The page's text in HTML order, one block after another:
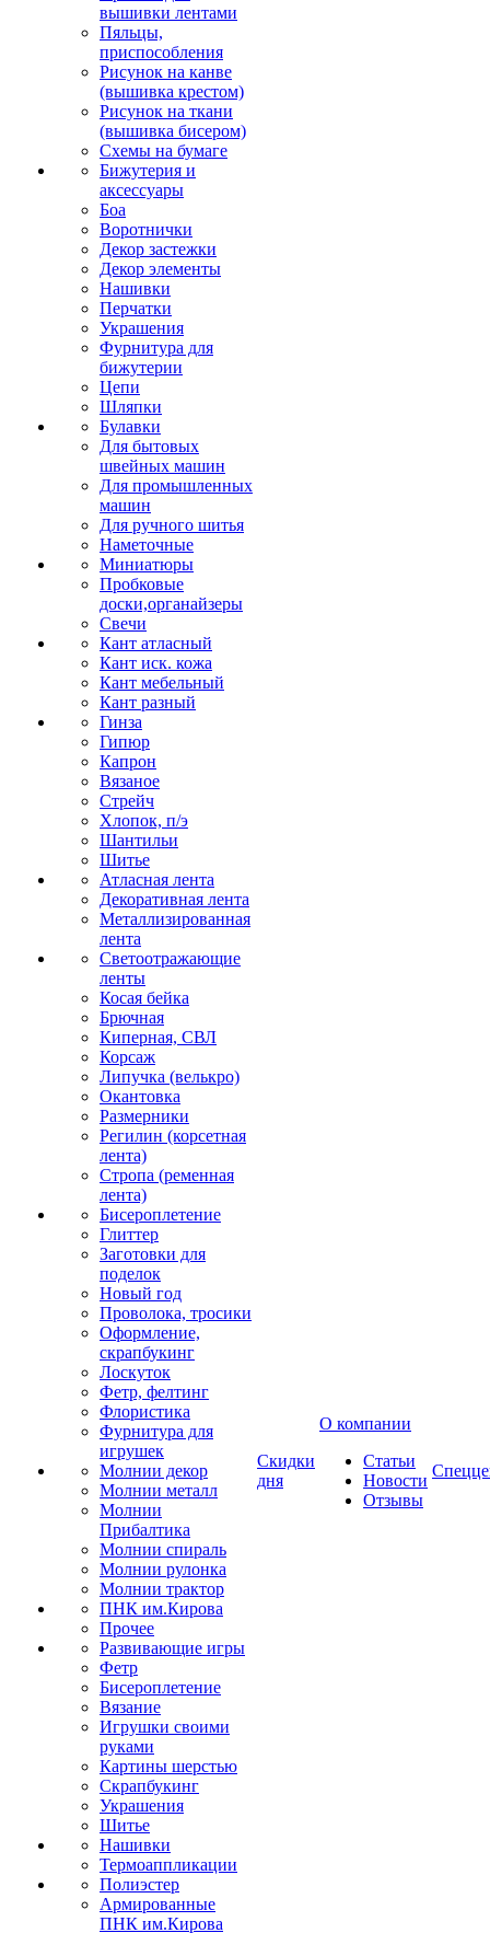
вышивки лентами
Пяльцы,
приспособления
Рисунок на канве
(вышивка крестом)
Рисунок на ткани
(вышивка бисером)
Схемы на бумаге
Бижутерия и
аксессуары
Боа
Воротнички
Декор застежки
Декор элементы
Нашивки
Перчатки
Украшения
Фурнитура для
бижутерии
Цепи
Шляпки
Булавки
Для бытовых
швейных машин
Для промышленных
машин
Для ручного шитья
Наметочные
Миниатюры
Пробковые
доски,органайзеры
Свечи
Кант атласный
Кант иск. кожа
Кант мебельный
Кант разный
Гинза
Гипюр
Капрон
Вязаное
Стрейч
Хлопок, п/э
Шантильи
Шитье
Атласная лента
Декоративная лента
Металлизированная
лента
Светоотражающие
ленты
Косая бейка
Брючная
Киперная, СВЛ
Корсаж
Липучка (велькро)
Окантовка
Размерники
Регилин (корсетная
лента)
Стропа (ременная
лента)
Бисероплетение
Глиттер
Заготовки для
поделок
Новый год
Проволока, тросики
Оформление,
скрапбукинг
Лоскуток
Фетр, фелтинг
Флористика
Фурнитура для
игрушек
Молнии декор
Молнии металл
Молнии
Прибалтика
Молнии спираль
Молнии рулонка
Молнии трактор
ПНК им.Кирова
Прочее
Развивающие игры
Фетр
Бисероплетение
Вязание
Игрушки своими
руками
Картины шерстью
Скрапбукинг
Украшения
Шитье
Нашивки
Термоаппликации
Полиэстер
Армированные
ПНК им.Кирова
Скидки
дня
О компании
Статьи
Новости
Отзывы